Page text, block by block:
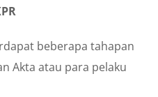
beberapa tahapan
Akta atau para pelaku